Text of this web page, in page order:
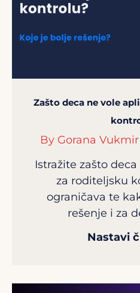
Zašto deca ne vole
By Gorana Vukmir
Istražite zašto
za roditeljsku
ograničava te
rešenje i za
Nastavi